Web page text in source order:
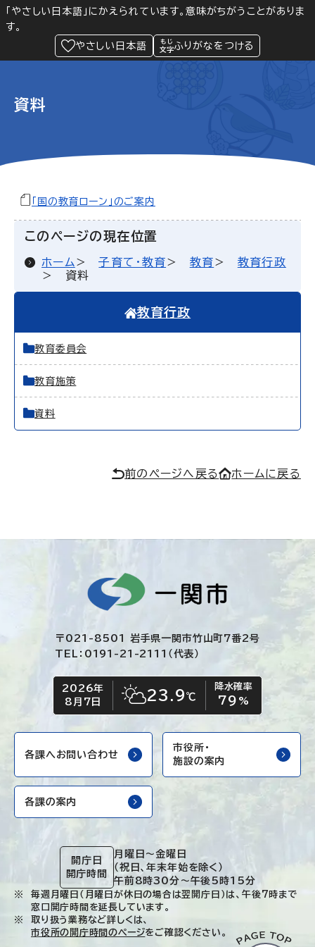
「やさしい日本語」にかえられています。意味がちがうことがありま
す。
やさしい日本語
ふりがなをつける
Language 閲覧支援
緊急情報
資料
「国の教育ローン」のご案内
このページの現在位置
ホーム 子育て・教育 教育
教育行政
資料
教育行政
教育委員会
教育施策
資料
前のページへ戻る ホームに戻る
〒021-8501 岩手県一関市竹山町7番2号
TEL：0191-21-2111（代表）
今日の日付
2026年
8月7日
今日の天気
晴れ時々くもり
23.9℃
降水確率
79 %
各課へお問い合わせ
市役所・
施設の案内
各課の案内
開庁日
開庁時間
月曜日～金曜日
（祝日、年末年始を除く）
午前8時30分～午後5時15分
毎週月曜日（月曜日が休日の場合は翌開庁日）は、午後7時まで
窓口開庁時間を延長しています。
取り扱う業務など詳しくは、
市役所の開庁時間のページをご確認ください。